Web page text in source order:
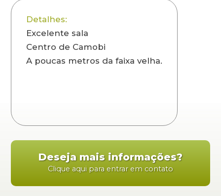
Detalhes:
Excelente sala
Centro de Camobi
A poucas metros da faixa velha.
Deseja mais informações?
Clique aqui para entrar em contato